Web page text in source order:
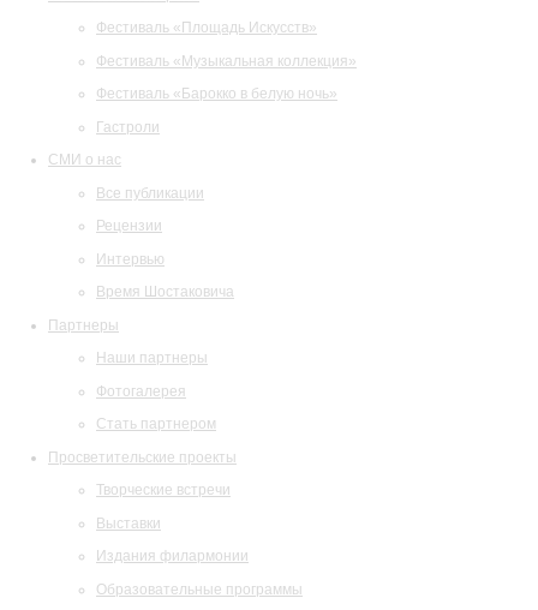
Фестиваль «Площадь Искусств»
Фестиваль «Музыкальная коллекция»
Фестиваль «Барокко в белую ночь»
Гастроли
СМИ о нас
Все публикации
Рецензии
Интервью
Время Шостаковича
Партнеры
Наши партнеры
Фотогалерея
Стать партнером
Просветительские проекты
Творческие встречи
Выставки
Издания филармонии
Образовательные программы